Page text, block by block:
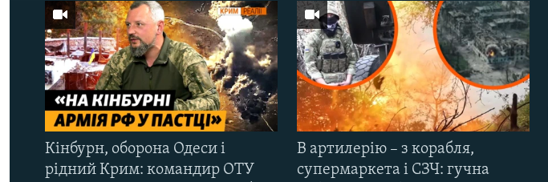
Кінбурн, оборона Одеси і
рідний Крим: командир ОТУ
В артилерію – з корабля,
супермаркета і СЗЧ: гучна